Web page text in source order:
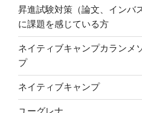
昇進試験対策（論文、インバ
に課題を感じている方
ネイティブキャンプカランメ
プ
ネイティブキャンプ